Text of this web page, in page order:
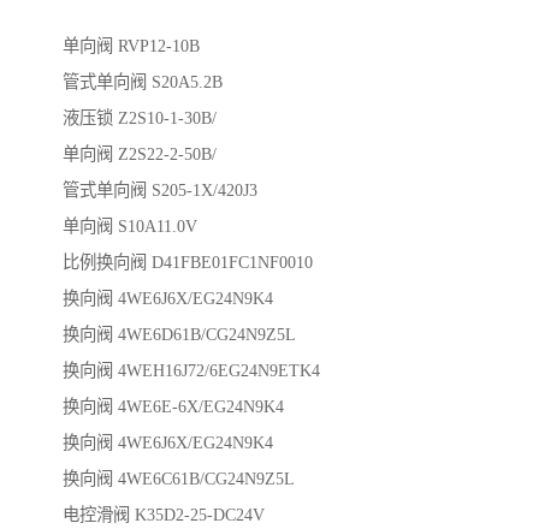
单向阀 RVP12-10B
管式单向阀 S20A5.2B
液压锁 Z2S10-1-30B/
单向阀 Z2S22-2-50B/
管式单向阀 S205-1X/420J3
单向阀 S10A11.0V
比例换向阀 D41FBE01FC1NF0010
换向阀 4WE6J6X/EG24N9K4
换向阀 4WE6D61B/CG24N9Z5L
换向阀 4WEH16J72/6EG24N9ETK4
换向阀 4WE6E-6X/EG24N9K4
换向阀 4WE6J6X/EG24N9K4
换向阀 4WE6C61B/CG24N9Z5L
电控滑阀 K35D2-25-DC24V